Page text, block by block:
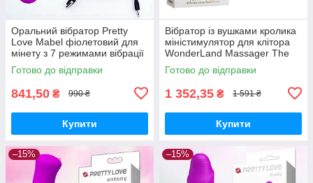
Оральний вібратор Pretty
Love Mabel фіолетовий для
мінету з 7 режимами вібрації
Готово до відправки
841,50 ₴ 990 ₴
Купити
Вібратор із вушками кролика
міністимулятор для клітора
WonderLand Massager The
White Wabbit
Готово до відправки
1 352,35 ₴ 1 591 ₴
Купити
–15% –15%